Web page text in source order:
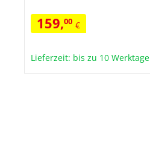
159,00 €
Lieferzeit: bis zu 10 Werktage